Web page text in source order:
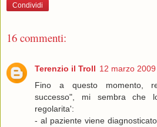
Condividi
16 commenti:
Terenzio il Troll 12 marzo
Fino a questo momento,
successo", mi sembra che
regolarita':
- al paziente viene